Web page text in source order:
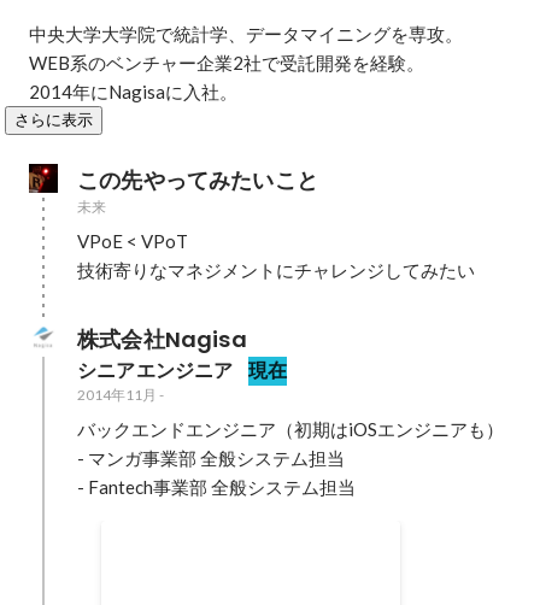
中央大学大学院で統計学、データマイニングを専攻。
WEB系のベンチャー企業2社で受託開発を経験。
2014年にNagisaに入社。
さらに表示
この先やってみたいこと
未来
VPoE < VPoT
技術寄りなマネジメントにチャレンジしてみたい
株式会社Nagisa
シニアエンジニア 現在
2014年11月 -
バックエンドエンジニア（初期はiOSエンジニアも）
- マンガ事業部 全般システム担当
- Fantech事業部 全般システム担当